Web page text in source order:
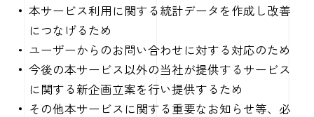
本サービス利用に関する統計データを作成し改善
につなげるため
ユーザーからのお問い合わせに対する対応のため
今後の本サービス以外の当社が提供するサービス
に関する新企画立案を行い提供するため
その他本サービスに関する重要なお知らせ等、必